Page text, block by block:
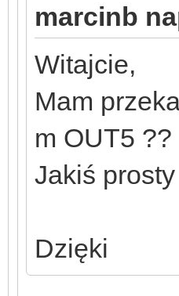
marcinb
Witajcie,
Mam
m OUT5 ??
Jakiś
Dzięki